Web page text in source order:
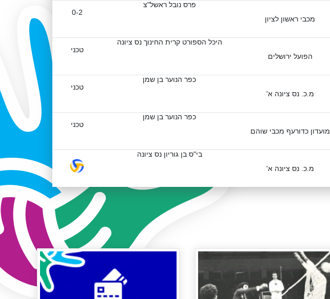
מכבי ראשון לציון
פרס נובל ראשל"צ
0-2
הפועל ירושלים
היכל הספורט קרית החינוך נס ציונה
טכני
מ.כ. נס ציונה א'
כפר הנוער בן שמן
טכני
מועדון כדורעף מכבי שוהם
כפר הנוער בן שמן
טכני
מ.כ. נס ציונה א'
בי"ס בן גוריון נס ציונה